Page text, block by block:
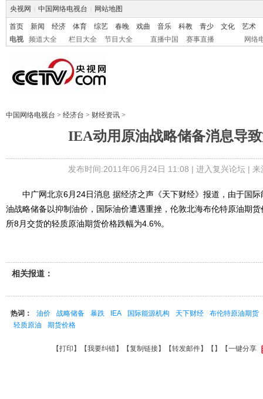
央视网 中国网络电视台 网站地图
首页 新闻 经济 体育 综艺 春晚 戏曲 音乐 科教 青少 文化
艺术
电视
频道大全 栏目大全 节目大全 直播中国 赛事直播 网络
中国网络电视台 > 经济台 > 财经资讯 >
IEA动用原油战略储备消息导
发布时间:2011年06月24日 11:08 | 进入复兴论坛| 来
中广网北京6月24日消息 据经济之声《天下财经》报道，由于国际
油战略储备以抑制油价，国际油价遭遇重挫，伦敦北海布伦特原油期
所8月交货的轻质原油期货价格跌幅为4.6%。
相关报道：
热词： 油价 战略储备 暴跌 IEA 国际能源机构 天下财经
布伦特原油期货
轻质原油
期货价格
【打印 】【我要纠错】【复制链接】【转发邮件】【 】 【一键分享